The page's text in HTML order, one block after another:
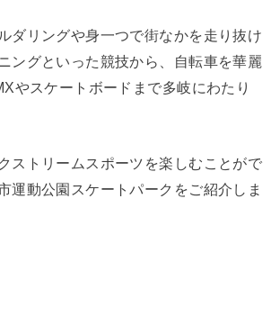
ダリングや身一つで街なかを走り抜け
ングといった競技から、自転車を華麗
やスケートボードまで多岐にわたり
ストリームスポーツを楽しむことがで
運動公園スケートパークをご紹介しま